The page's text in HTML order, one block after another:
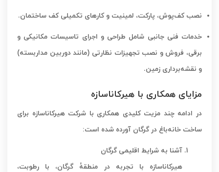
نصب کف‌پوش، پارکت، لمینیت و کارهای تکمیلی کف ساختمان.
خدمات فنی جانبی شامل طراحی و اجرای تاسیسات مکانیکی و
برقی، فروش و نصب تجهیزات نظارتی (مانند دوربین مداربسته)
و نقشه‌برداری زمین.
مزایای همکاری با هیرکاناسازه
در ادامه چند مزیت کلیدی همکاری با شرکت هیرکاناسازه برای
ساخت خانه‌باغ در گرگان آورده شده است:
آشنا به شرایط اقلیمی گرگان
هیرکاناسازه با تجربه در منطقهٔ گرگان، با رطوبت،